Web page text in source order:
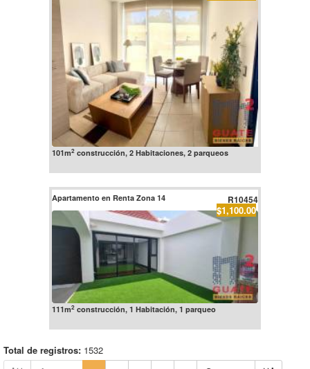
101m2construcción, 2 Habitaciones, 2 parqueos
Apartamento en Renta Zona 14 R10454
$1,100.00
111m2construcción, 1 Habitación, 1 parqueo
Total de registros: 1532